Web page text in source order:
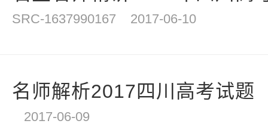
SRC-1637990167 2017-06-10
名师解析2017四川高考试题
2017-06-09